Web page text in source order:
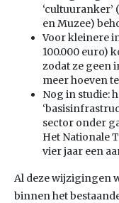
‘cultuuranker’
en Muzee)
Voor kleinere
100.000 euro)
zodat ze geen
meer hoeven
Nog in studie:
sector onder
Het Nationale
vier jaar een
Al deze wijzigingen
binnen het